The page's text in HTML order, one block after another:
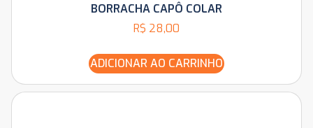
BORRACHA CAPÔ COLAR
R$ 28,00
ADICIONAR AO CARRINHO